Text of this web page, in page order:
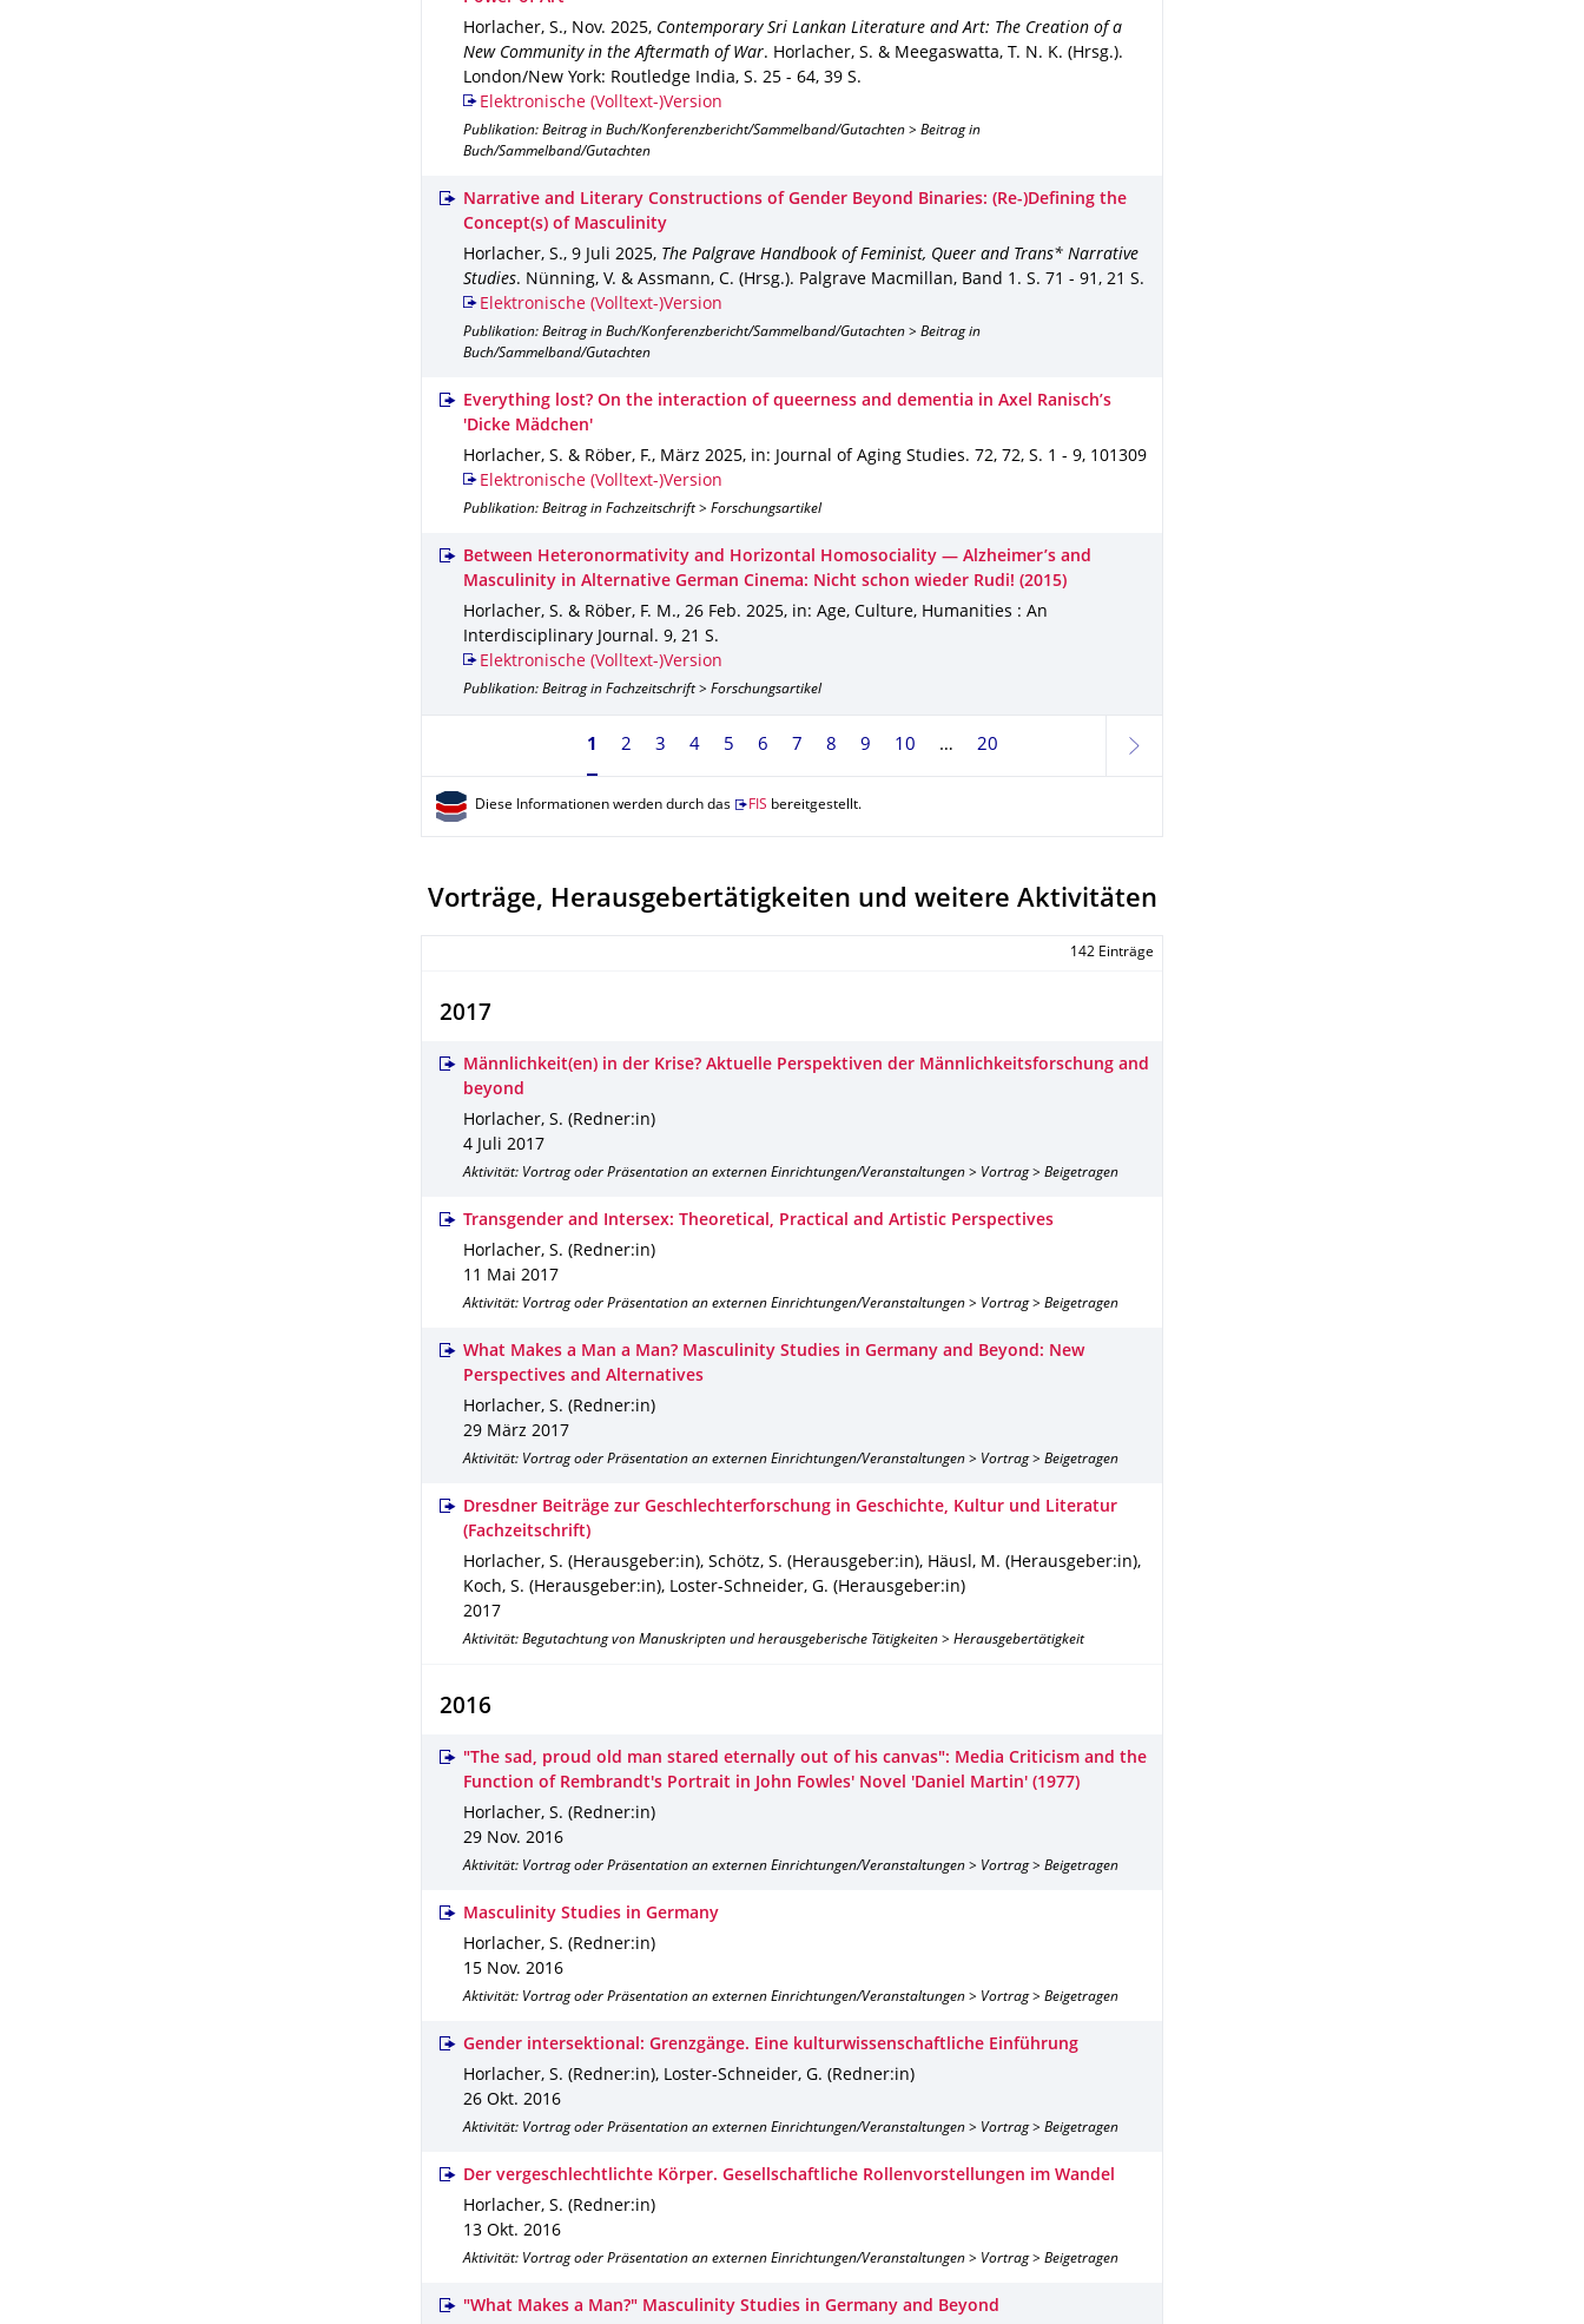
Horlacher, S., Nov. 2025, Contemporary Sri Lankan Literature and Art: The Creation of a
New Community in the Aftermath of War. Horlacher, S. & Meegaswatta, T. N. K. (Hrsg.).
London/New York: Routledge India, S. 25 - 64, 39 S.
Elektronische (Volltext-)Version
Publikation: Beitrag in Buch/Konferenzbericht/Sammelband/Gutachten > Beitrag in
Buch/Sammelband/Gutachten
Narrative and Literary Constructions of Gender Beyond Binaries: (Re-)Defining the
Concept(s) of Masculinity
Horlacher, S., 9 Juli 2025, The Palgrave Handbook of Feminist, Queer and Trans* Narrative
Studies. Nünning, V. & Assmann, C. (Hrsg.). Palgrave Macmillan, Band 1 . S. 71 - 91 , 21 S.
Elektronische (Volltext-)Version
Publikation: Beitrag in Buch/Konferenzbericht/Sammelband/Gutachten > Beitrag in
Buch/Sammelband/Gutachten
Everything lost? On the interaction of queerness and dementia in Axel Ranisch’s
'Dicke Mädchen'
Horlacher, S. & Röber, F., März 2025, in: Journal of Aging Studies. 72, 72, S. 1 - 9, 101309
Elektronische (Volltext-)Version
Publikation: Beitrag in Fachzeitschrift > Forschungsartikel
Between Heteronormativity and Horizontal Homosociality — Alzheimer’s and
Masculinity in Alternative German Cinema: Nicht schon wieder Rudi! (2015)
Horlacher, S. & Röber, F. M., 26 Feb. 2025, in: Age, Culture, Humanities : An
Interdisciplinary Journal . 9, 21 S.
Elektronische (Volltext-)Version
Publikation: Beitrag in Fachzeitschrift > Forschungsartikel
Seite 1, aktuell ausgewählt
1 2 3 4 5 6 7 8 9 10 20
weiter
Diese Informationen werden durch das FIS bereitgestellt.
Vorträge, Herausgebertätigkeiten und weitere Aktivitäten
142 Einträge
2017
Männlichkeit(en) in der Krise? Aktuelle Perspektiven der Männlichkeitsforschung and
beyond
Horlacher, S. (Redner:in)
4 Juli 2017
Aktivität: Vortrag oder Präsentation an externen Einrichtungen/Veranstaltungen > Vortrag > Beigetragen
Transgender and Intersex: Theoretical, Practical and Artistic Perspectives
Horlacher, S. (Redner:in)
11 Mai 2017
Aktivität: Vortrag oder Präsentation an externen Einrichtungen/Veranstaltungen > Vortrag > Beigetragen
What Makes a Man a Man? Masculinity Studies in Germany and Beyond: New
Perspectives and Alternatives
Horlacher, S. (Redner:in)
29 März 2017
Aktivität: Vortrag oder Präsentation an externen Einrichtungen/Veranstaltungen > Vortrag > Beigetragen
Dresdner Beiträge zur Geschlechterforschung in Geschichte, Kultur und Literatur
(Fachzeitschrift)
Horlacher, S. (Herausgeber:in), Schötz, S. (Herausgeber:in), Häusl, M. (Herausgeber:in),
Koch, S. (Herausgeber:in), Loster-Schneider, G. (Herausgeber:in)
2017
Aktivität: Begutachtung von Manuskripten und herausgeberische Tätigkeiten > Herausgebertätigkeit
2016
"The sad, proud old man stared eternally out of his canvas": Media Criticism and the
Function of Rembrandt's Portrait in John Fowles' Novel 'Daniel Martin' (1977)
Horlacher, S. (Redner:in)
29 Nov. 2016
Aktivität: Vortrag oder Präsentation an externen Einrichtungen/Veranstaltungen > Vortrag > Beigetragen
Masculinity Studies in Germany
Horlacher, S. (Redner:in)
15 Nov. 2016
Aktivität: Vortrag oder Präsentation an externen Einrichtungen/Veranstaltungen > Vortrag > Beigetragen
Gender intersektional: Grenzgänge. Eine kulturwissenschaftliche Einführung
Horlacher, S. (Redner:in), Loster-Schneider, G. (Redner:in)
26 Okt. 2016
Aktivität: Vortrag oder Präsentation an externen Einrichtungen/Veranstaltungen > Vortrag > Beigetragen
Der vergeschlechtlichte Körper. Gesellschaftliche Rollenvorstellungen im Wandel
Horlacher, S. (Redner:in)
13 Okt. 2016
Aktivität: Vortrag oder Präsentation an externen Einrichtungen/Veranstaltungen > Vortrag > Beigetragen
"What Makes a Man?" Masculinity Studies in Germany and Beyond